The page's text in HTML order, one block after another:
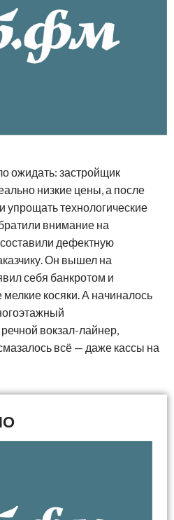
ожидать: застройщик
низкие цены, а после
упрощать технологические
внимание на
дефектную
Он вышел на
себя банкротом и
косяки. А начиналось
вокзал-лайнер,
всё — даже кассы на